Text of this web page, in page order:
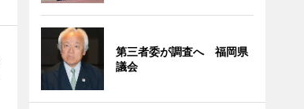
第三者委が調査へ 福岡県
議会